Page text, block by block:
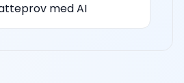
med AI